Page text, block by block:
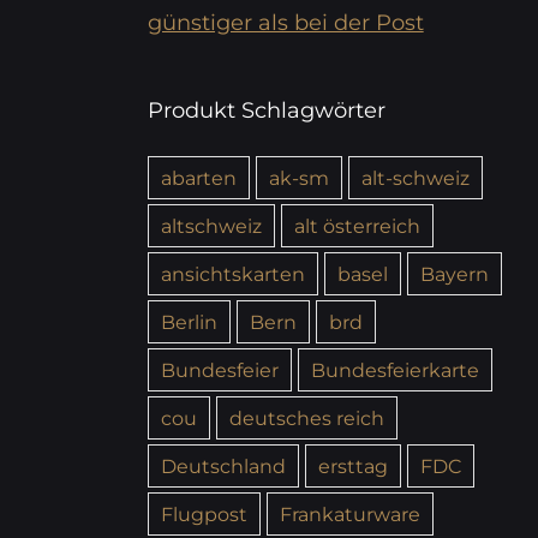
günstiger als bei der Post
Produkt Schlagwörter
abarten ak-sm
alt-schweiz
altschweiz
alt österreich
ansichtskarten
basel
Bayern
Berlin
Bern
brd
Bundesfeier
Bundesfeierkarte
cou
deutsches reich
Deutschland
ersttag
FDC
Flugpost
Frankaturware